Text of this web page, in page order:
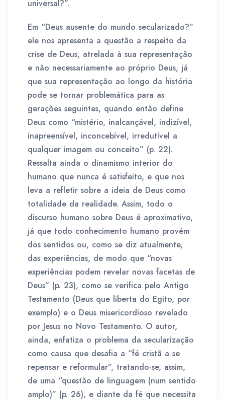
universal?”.
Em “Deus ausente do mundo secularizado?”
ele nos apresenta a questão a respeito da
crise de Deus, atrelada à sua representação
e não necessariamente ao próprio Deus, já
que sua representação ao longo da história
pode se tornar problemática para as
gerações seguintes, quando então define
Deus como “mistério, inalcançável, indizível,
inapreensível, inconcebível, irredutível a
qualquer imagem ou conceito” (p. 22).
Ressalta ainda o dinamismo interior do
humano que nunca é satisfeito, e que nos
leva a refletir sobre a ideia de Deus como
totalidade da realidade. Assim, todo o
discurso humano sobre Deus é aproximativo,
já que todo conhecimento humano provém
dos sentidos ou, como se diz atualmente,
das experiências, de modo que “novas
experiências podem revelar novas facetas de
Deus” (p. 23), como se verifica pelo Antigo
Testamento (Deus que liberta do Egito, por
exemplo) e o Deus misericordioso revelado
por Jesus no Novo Testamento. O autor,
ainda, enfatiza o problema da secularização
como causa que desafia a “fé cristã a se
repensar e reformular”, tratando-se, assim,
de uma “questão de linguagem (num sentido
amplo)” (p. 26), e diante da fé que necessita